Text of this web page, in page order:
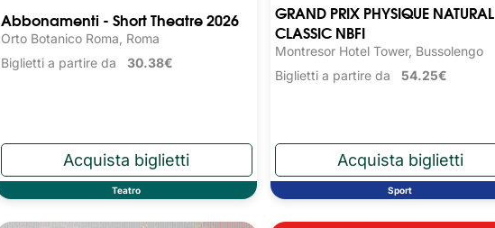
Abbonamenti - Short Theatre 2026
Orto Botanico Roma, Roma
Biglietti a partire da 30.38€
Teatro
GRAND PRIX PHYSIQUE NATURAL
CLASSIC NBFI
Montresor Hotel Tower, Bussolengo
Biglietti a partire da 54.25€
Sport